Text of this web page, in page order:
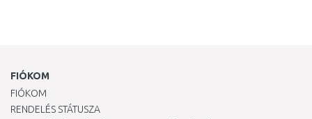
FIÓKOM
FIÓKOM
RENDELÉS STÁTUSZA